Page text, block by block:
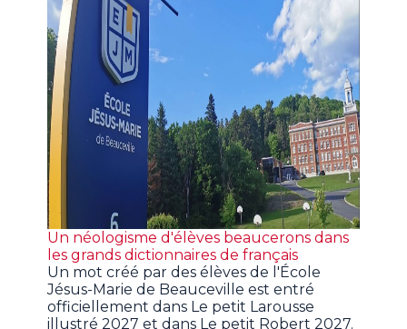
Un néologisme d'élèves beaucerons dans
les grands dictionnaires de français
Un mot créé par des élèves de l'École
Jésus-Marie de Beauceville est entré
officiellement dans Le petit Larousse
illustré 2027 et dans Le petit Robert 2027.